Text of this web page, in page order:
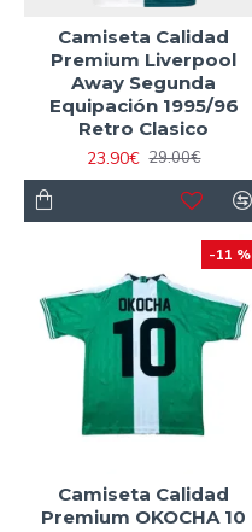
Camiseta Calidad
Premium Liverpool
Away Segunda
Equipación 1995/96
Retro Clasico
23.90€ 29.00€
-11 %
Camiseta Calidad
Premium OKOCHA 10